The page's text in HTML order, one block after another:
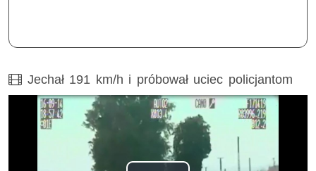
Film
Jechał 191 km/h i próbował uciec policjantom